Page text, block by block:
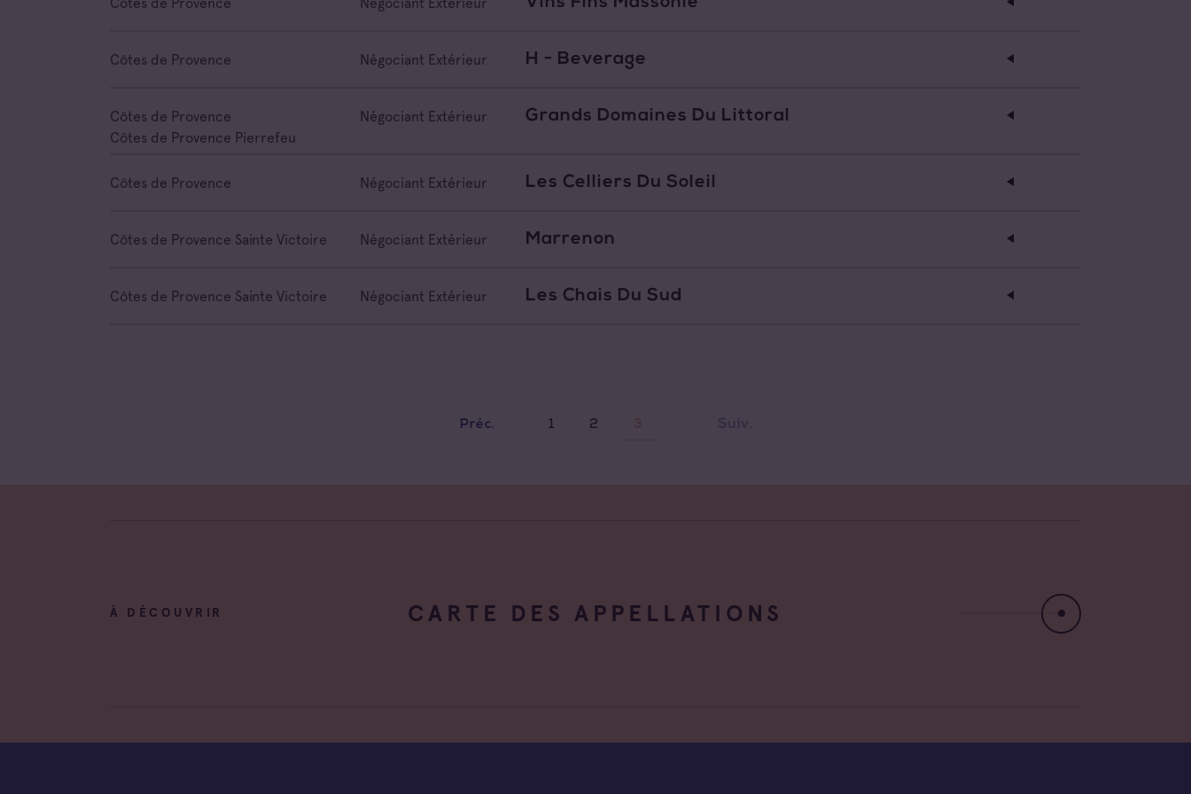
Côtes de Provence Négociant Extérieur H - Beverage
Côtes de Provence
Côtes de Provence Pierrefeu
Négociant Extérieur Grands Domaines Du Littoral
Côtes de Provence Négociant Extérieur Les Celliers Du Soleil
Côtes de Provence Sainte Victoire Négociant Extérieur Marrenon
Côtes de Provence Sainte Victoire Négociant Extérieur Les Chais Du Sud
Préc. 1 2
À DÉCOUVRIR CARTE DES APPELLATIONS